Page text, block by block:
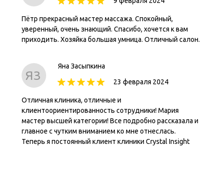
Пётр прекрасный мастер массажа. Спокойный,
уверенный, очень знающий. Спасибо, хочется к вам
приходить. Хозяйка большая умница. Отличный салон.
Отличная клиника, отличные и
клиентоориентированность сотрудники! Мария
мастер высшей категории! Все подробно рассказала и
главное с чутким вниманием ко мне отнеслась.
Теперь я постоянный клиент клиники Crystal Insight
23 февраля 2024
Яна Засыпкина
ЯЗ